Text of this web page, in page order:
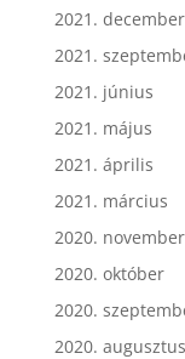
2021. december
2021.
2021. június
2021. május
2021. április
2021. március
2020. november
2020. október
2020.
2020. augusztus